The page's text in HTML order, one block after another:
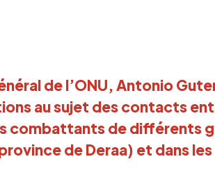
de l’ONU, Antonio
au sujet des contacts
combattants de différents
de Deraa) et dans